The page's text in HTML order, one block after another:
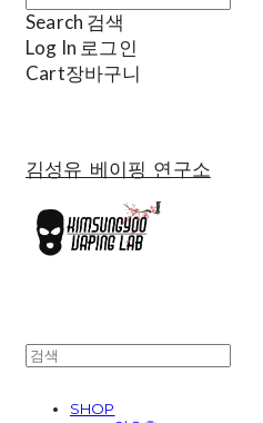
Search 검색
Log In 로그인
Cart장바구니
김성유 베이핑 연구소
SHOP